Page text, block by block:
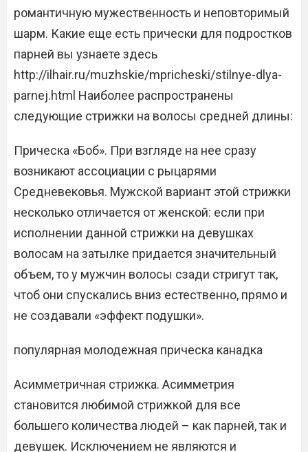
романтичную мужественность и неповторимый
шарм. Какие еще есть прически для подростков
парней вы узнаете здесь
http://ilhair.ru/muzhskie/mpricheski/stilnye-dlya-
parnej.html Наиболее распространены
следующие стрижки на волосы средней длины:
Прическа «Боб». При взгляде на нее сразу
возникают ассоциации с рыцарями
Средневековья. Мужской вариант этой стрижки
несколько отличается от женской: если при
исполнении данной стрижки на девушках
волосам на затылке придается значительный
объем, то у мужчин волосы сзади стригут так,
чтоб они спускались вниз естественно, прямо и
не создавали «эффект подушки».
популярная молодежная прическа канадка
Асимметричная стрижка. Асимметрия
становится любимой стрижкой для все
большего количества людей – как парней, так и
девушек. Исключением не являются и